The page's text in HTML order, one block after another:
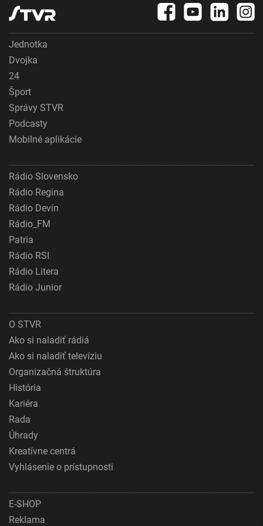
Jednotka
Dvojka
24
Šport
Správy STVR
Podcasty
Mobilné aplikácie
Rádio Slovensko
Rádio Regina
Rádio Devín
Rádio_FM
Patria
Rádio RSI
Rádio Litera
Rádio Junior
O STVR
Ako si naladiť rádiá
Ako si naladiť televíziu
Organizačná štruktúra
História
Kariéra
Rada
Úhrady
Kreatívne centrá
Vyhlásenie o prístupnosti
E-SHOP
Reklama